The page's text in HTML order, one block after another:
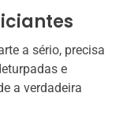
a sério, precisa
e
a verdadeira